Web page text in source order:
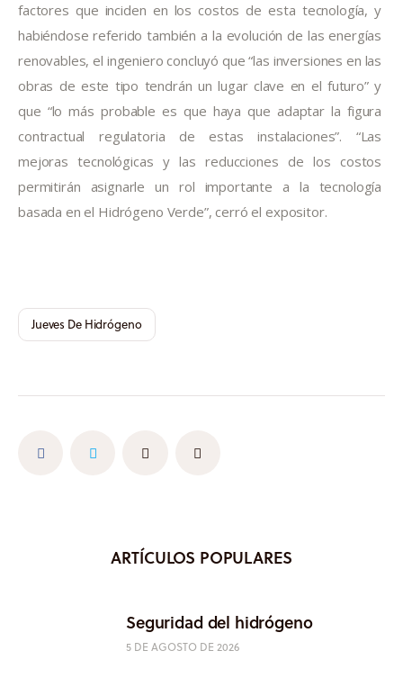
factores que inciden en los costos de esta tecnología, y
habiéndose referido también a la evolución de las energías
renovables, el ingeniero concluyó que “las inversiones en las
obras de este tipo tendrán un lugar clave en el futuro” y
que “lo más probable es que haya que adaptar la figura
contractual regulatoria de estas instalaciones”. “Las
mejoras tecnológicas y las reducciones de los costos
permitirán asignarle un rol importante a la tecnología
basada en el Hidrógeno Verde”, cerró el expositor.
Jueves De Hidrógeno
ARTÍCULOS POPULARES
Seguridad del hidrógeno
5 DE AGOSTO DE 2026